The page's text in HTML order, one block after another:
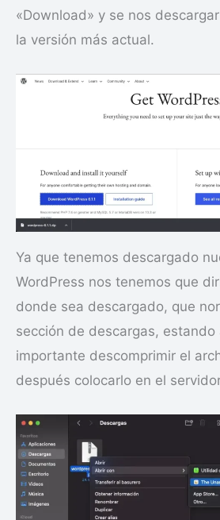
«Download» y se nos
la versión más actual.
Ya que tenemos descargado
WordPress nos tenemos que
donde sea descargado, que
sección de descargas, estando
importante descomprimir el
después colocarlo en el